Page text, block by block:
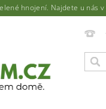
hnojení. Najdete u nás v